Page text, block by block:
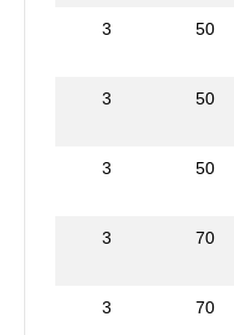
3 50
3 50
3 50
3 70
3 70